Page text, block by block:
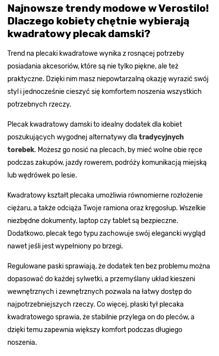
Najnowsze trendy modowe w Verostilo!
Dlaczego kobiety chętnie wybierają
kwadratowy plecak damski?
Trend na plecaki kwadratowe wynika z rosnącej potrzeby
posiadania akcesoriów, które są nie tylko piękne, ale też
praktyczne. Dzięki nim masz niepowtarzalną okazję wyrazić swój
styl i jednocześnie cieszyć się komfortem noszenia wszystkich
potrzebnych rzeczy.
Plecak kwadratowy damski to idealny dodatek dla kobiet
poszukujących wygodnej alternatywy dla tradycyjnych
torebek. Możesz go nosić na plecach, by mieć wolne obie ręce
podczas zakupów, jazdy rowerem, podróży komunikacją miejską
lub wędrówek po lesie.
Kwadratowy kształt plecaka umożliwia równomierne rozłożenie
ciężaru, a także odciąża Twoje ramiona oraz kręgosłup. Wszelkie
niezbędne dokumenty, laptop czy tablet są bezpieczne.
Dodatkowo, plecak tego typu zachowuje swój elegancki wygląd
nawet jeśli jest wypełniony po brzegi.
Regulowane paski sprawiają, że dodatek ten bez problemu można
dopasować do każdej sylwetki, a przemyślany układ kieszeni
wewnętrznych i zewnętrznych pozwala na łatwy dostęp do
najpotrzebniejszych rzeczy. Co więcej, płaski tył plecaka
kwadratowego sprawia, że stabilnie przylega on do pleców, a
dzięki temu zapewnia większy komfort podczas długiego
noszenia.